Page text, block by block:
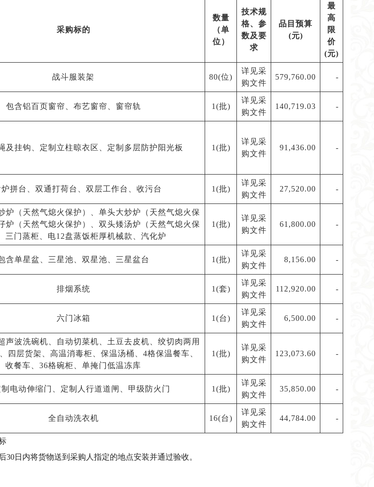
采购标的
数量
（单
位）
技术规
格、参
数及要
求
品目预算
(元)
最
高
限
价
(元)
战斗服装架 80(位)
详见采
购文件
579,760.00 -
包含铝百页窗帘、布艺窗帘、窗帘轨 1(批)
详见采
购文件
140,719.03 -
及挂钩、定制立柱晾衣区、定制多层防护阳光板 1(批)
详见采
购文件
91,436.00 -
拼台、双通打荷台、双层工作台、收污台 1(批)
详见采
购文件
27,520.00 -
炉 （天然气熄火保护）、单头大炒炉 （天然气熄火保
炉 （天然气熄火保护）、双头矮汤炉 （天然气熄火保
三门蒸柜、电12盘蒸饭柜厚机械款、汽化炉
1(批)
详见采
购文件
61,800.00 -
含单星盆、三星池、双星池、三星盆台 1(批)
详见采
购文件
8,156.00 -
排烟系统 1(套)
详见采
购文件
112,920.00 -
六门冰箱 1(台)
详见采
购文件
6,500.00 -
声波洗碗机、自动切菜机、土豆去皮机、绞切肉两用
四层货架、高温消毒柜、保温汤桶、 4格保温餐车、
收餐车、36格碗柜、单掩门低温冻库
1(批)
详见采
购文件
123,073.60 -
电动伸缩门、定制人行道道闸、甲级防火门 1(批)
详见采
购文件
35,850.00 -
全自动洗衣机 16(台)
详见采
购文件
44,784.00 -
30日内将货物送到采购人指定的地点安装并通过验收。